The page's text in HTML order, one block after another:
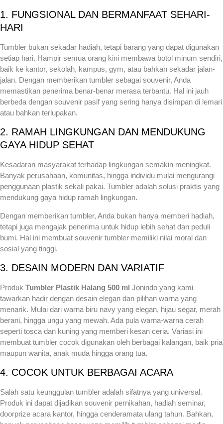
1. FUNGSIONAL DAN BERMANFAAT SEHARI-
HARI
Tumbler bukan sekadar hadiah, tetapi barang yang dapat digunakan
setiap hari. Hampir semua orang kini membawa botol minum sendiri,
baik ke kantor, sekolah, kampus, gym, atau bahkan sekadar jalan-
jalan. Dengan memberikan tumbler sebagai souvenir, Anda
memastikan penerima benar-benar merasa terbantu. Hal ini jauh
berbeda dengan souvenir pasif yang sering hanya disimpan di lemari
atau bahkan terlupakan.
2. RAMAH LINGKUNGAN DAN MENDUKUNG
GAYA HIDUP SEHAT
Kesadaran masyarakat terhadap lingkungan semakin meningkat.
Banyak perusahaan, komunitas, hingga individu mulai mengurangi
penggunaan plastik sekali pakai. Tumbler adalah solusi praktis yang
mendukung gaya hidup ramah lingkungan.
Dengan memberikan tumbler, Anda bukan hanya memberi hadiah,
tetapi juga mengajak penerima untuk hidup lebih sehat dan peduli
bumi. Hal ini membuat souvenir tumbler memiliki nilai moral dan
sosial yang tinggi.
3. DESAIN MODERN DAN VARIATIF
Produk Tumbler Plastik Halang 500 ml Jonindo yang kami
tawarkan hadir dengan desain elegan dan pilihan warna yang
menarik. Mulai dari warna biru navy yang elegan, hijau segar, merah
berani, hingga ungu yang mewah. Ada pula warna-warna cerah
seperti tosca dan kuning yang memberi kesan ceria. Variasi ini
membuat tumbler cocok digunakan oleh berbagai kalangan, baik pria
maupun wanita, anak muda hingga orang tua.
4. COCOK UNTUK BERBAGAI ACARA
Salah satu keunggulan tumbler adalah sifatnya yang universal.
Produk ini dapat dijadikan souvenir pernikahan, hadiah seminar,
doorprize acara kantor, hingga cenderamata ulang tahun. Bahkan,